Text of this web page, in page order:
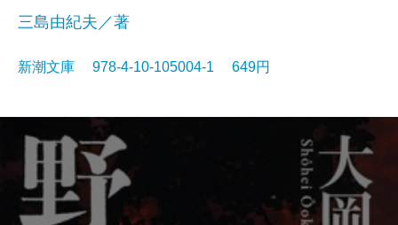
三島由紀夫／著
新潮文庫 978-4-10-105004-1 649円